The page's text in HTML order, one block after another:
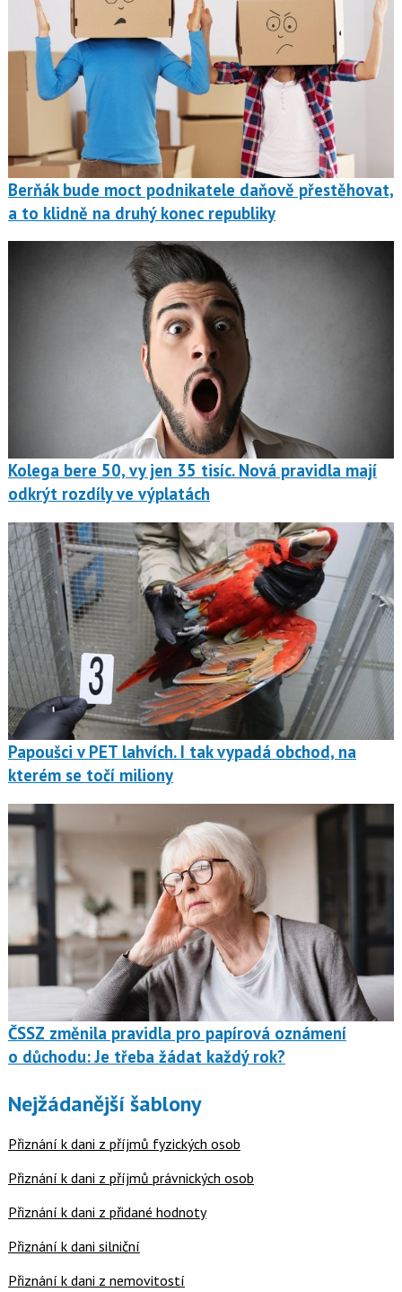
Berňák bude moct podnikatele daňově přestěhovat,
a to klidně na druhý konec republiky
Kolega bere 50, vy jen 35 tisíc. Nová pravidla mají
odkrýt rozdíly ve výplatách
Papoušci v PET lahvích. I tak vypadá obchod, na
kterém se točí miliony
ČSSZ změnila pravidla pro papírová oznámení
o důchodu: Je třeba žádat každý rok?
Nejžádanější šablony
Přiznání k dani z příjmů fyzických osob
Přiznání k dani z příjmů právnických osob
Přiznání k dani z přidané hodnoty
Přiznání k dani silniční
Přiznání k dani z nemovitostí